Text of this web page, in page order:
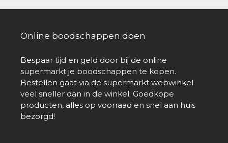
Online boodschappen doen
Bespaar tijd en geld door bij de online
supermarkt je boodschappen te kopen.
Bestellen gaat via de supermarkt webwinkel
veel sneller dan in de winkel. Goedkope
producten, alles op voorraad en snel aan huis
bezorgd!